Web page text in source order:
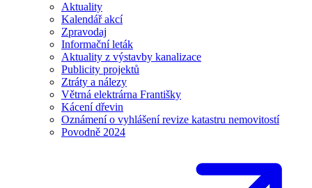
Aktuality
Kalendář akcí
Zpravodaj
Informační leták
Aktuality z výstavby kanalizace
Publicity projektů
Ztráty a nálezy
Větrná elektrárna Františky
Kácení dřevin
Oznámení o vyhlášení revize katastru nemovitostí
Povodně 2024